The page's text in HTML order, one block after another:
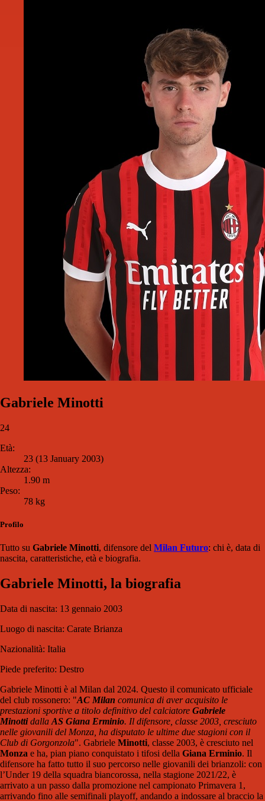
Gabriele Minotti
24
Età:
23 (13 January 2003)
Altezza:
1.90 m
Peso:
78 kg
Profilo
Tutto su Gabriele Minotti, difensore del Milan Futuro: chi è, data di
nascita, caratteristiche, età e biografia.
Gabriele Minotti, la biografia
Data di nascita: 13 gennaio 2003
Luogo di nascita: Carate Brianza
Nazionalità: Italia
Piede preferito: Destro
Gabriele Minotti è al Milan dal 2024. Questo il comunicato ufficiale
del club rossonero: "AC Milan comunica di aver acquisito le
prestazioni sportive a titolo definitivo del calciatore Gabriele
Minottidalla AS Giana Erminio. Il difensore, classe 2003, cresciuto
nelle giovanili del Monza, ha disputato le ultime due stagioni con il
Club di Gorgonzola". Gabriele Minotti, classe 2003, è cresciuto nel
Monza e ha, pian piano conquistato i tifosi della Giana Erminio. Il
difensore ha fatto tutto il suo percorso nelle giovanili dei brianzoli: con
l’Under 19 della squadra biancorossa, nella stagione 2021/22, è
arrivato a un passo dalla promozione nel campionato Primavera 1,
arrivando fino alle semifinali playoff, andando a indossare al braccio la